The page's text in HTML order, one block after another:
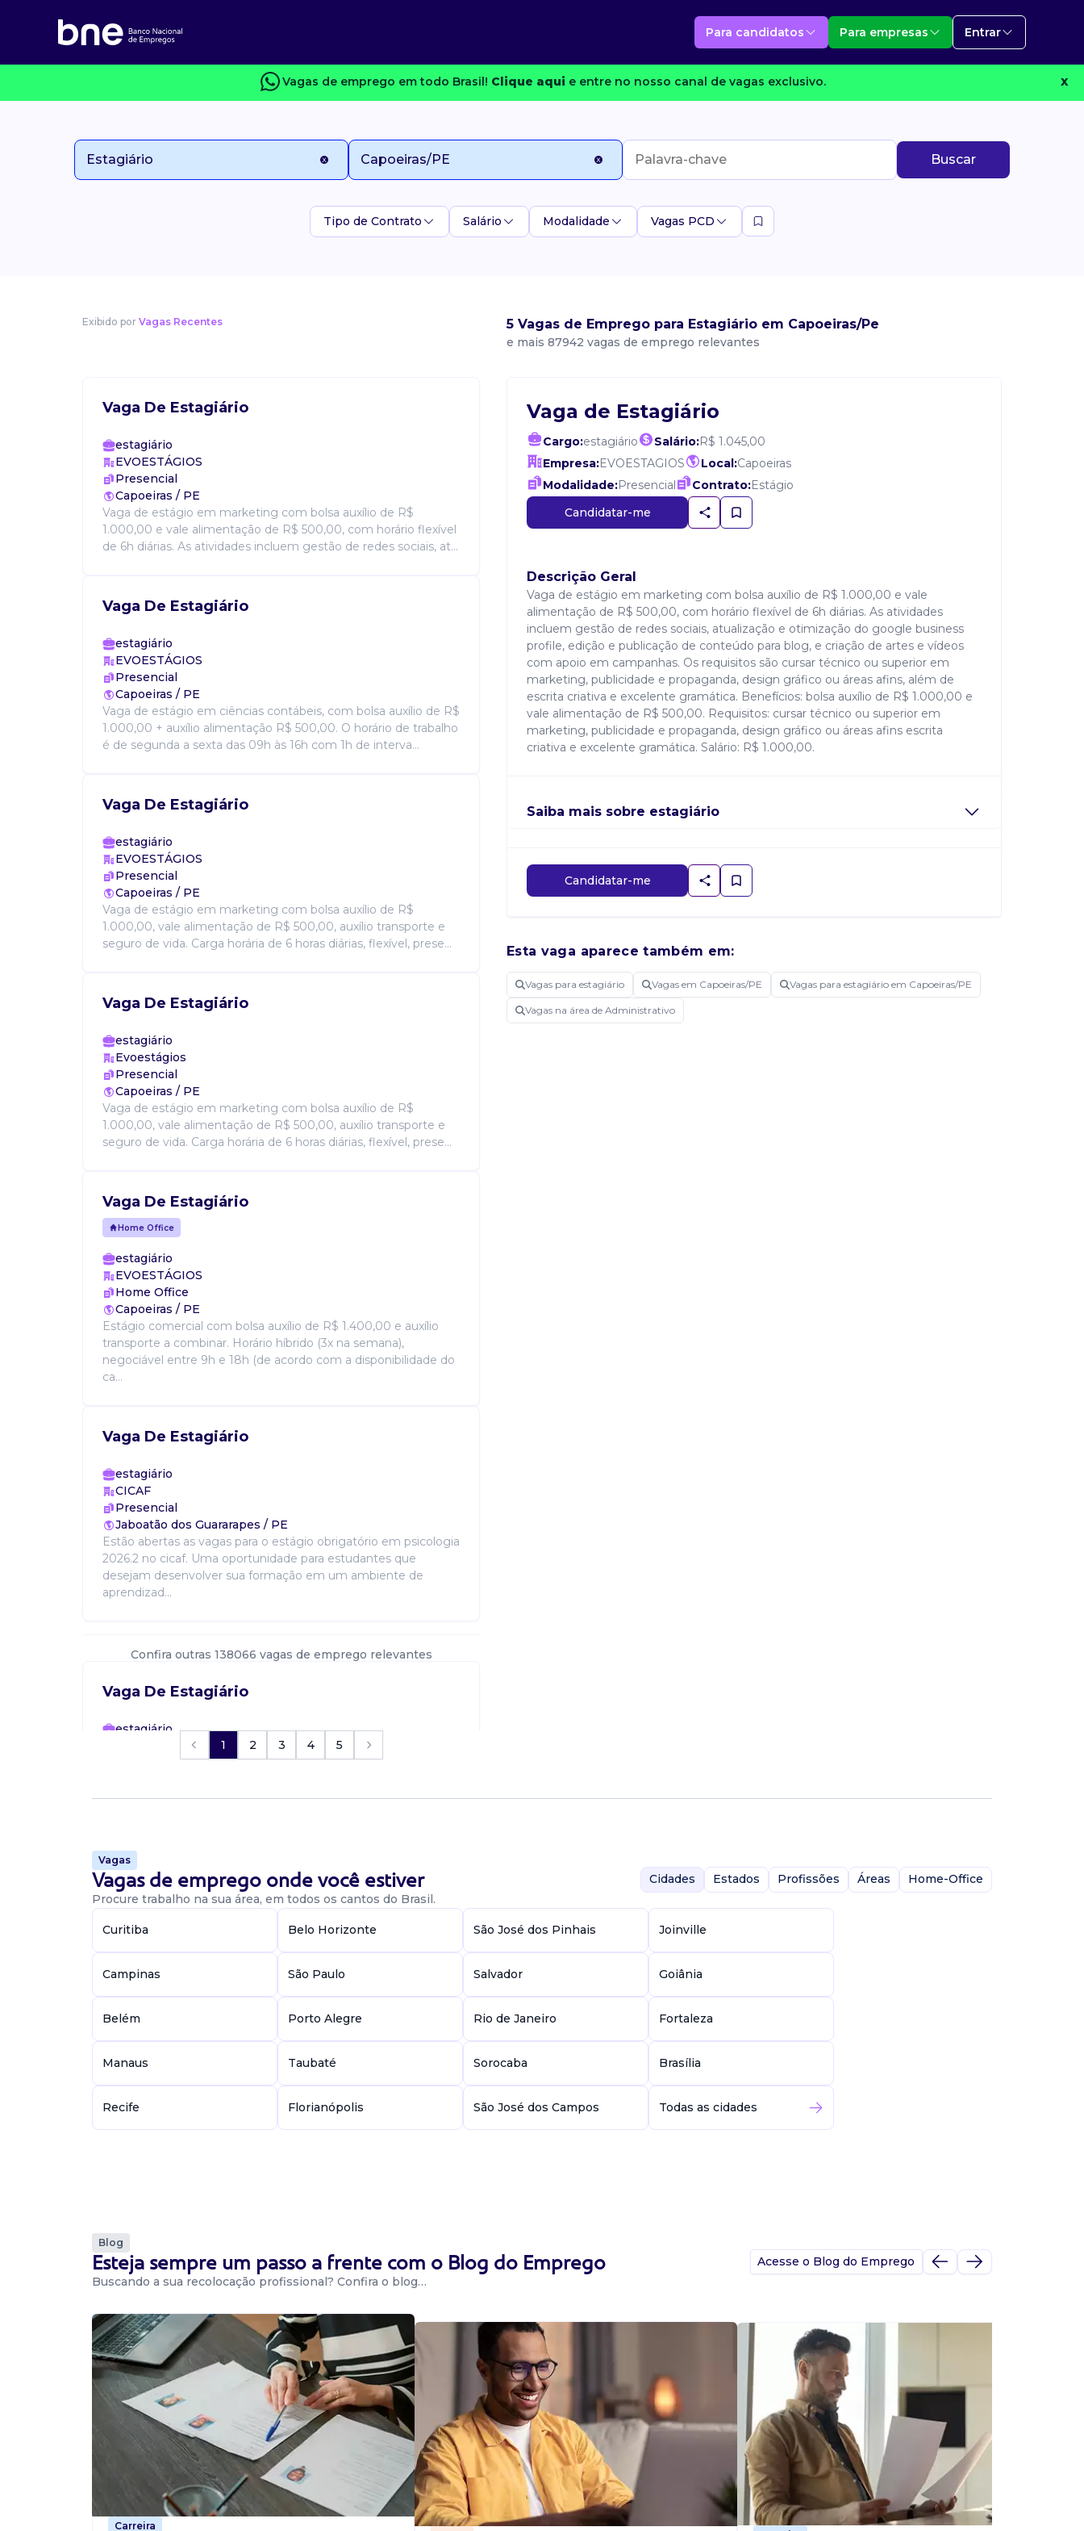
Para candidatos Para empresas Entrar
Vagas de emprego em todo Brasil! Clique aqui e entre no nosso canal de vagas exclusivo. X
Buscar
Tipo de Contrato Salário Modalidade Vagas PCD
Exibido por Vagas Recentes 5 Vagas de Emprego para Estagiário em Capoeiras/Pe
e mais 87942 vagas de emprego relevantes
Vaga De Estagiário
estagiário
EVOESTÁGIOS
Presencial
Capoeiras / PE
Vaga de estágio em marketing com bolsa auxílio de R$
1.000,00 e vale alimentação de R$ 500,00, com horário flexível
de 6h diárias. As atividades incluem gestão de redes sociais, at...
Vaga De Estagiário
estagiário
EVOESTÁGIOS
Presencial
Capoeiras / PE
Vaga de estágio em ciências contábeis, com bolsa auxílio de R$
1.000,00 + auxílio alimentação R$ 500,00. O horário de trabalho
é de segunda a sexta das 09h às 16h com 1h de interva...
Vaga De Estagiário
estagiário
EVOESTÁGIOS
Presencial
Capoeiras / PE
Vaga de estágio em marketing com bolsa auxílio de R$
1.000,00, vale alimentação de R$ 500,00, auxílio transporte e
seguro de vida. Carga horária de 6 horas diárias, flexível, prese...
Vaga De Estagiário
estagiário
Evoestágios
Presencial
Capoeiras / PE
Vaga de estágio em marketing com bolsa auxílio de R$
1.000,00, vale alimentação de R$ 500,00, auxílio transporte e
seguro de vida. Carga horária de 6 horas diárias, flexível, prese...
Vaga De Estagiário
Home Office
estagiário
EVOESTÁGIOS
Home Office
Capoeiras / PE
Estágio comercial com bolsa auxílio de R$ 1.400,00 e auxílio
transporte a combinar. Horário híbrido (3x na semana),
negociável entre 9h e 18h (de acordo com a disponibilidade do
ca...
Vaga De Estagiário
estagiário
CICAF
Presencial
Jaboatão dos Guararapes / PE
Estão abertas as vagas para o estágio obrigatório em psicologia
2026.2 no cicaf. Uma oportunidade para estudantes que
desejam desenvolver sua formação em um ambiente de
aprendizad...
Confira outras 138066 vagas de emprego relevantes
Vaga De Estagiário
estagiário
Vaga de estágio em nutrição. Requisitos: A partir do 4 período.
Vaga De Estagiário
estagiário
Recife / PE
Escritório de advocacia contrata vaga de estágio em direito -
Área cível. Requisitos: Cursando direito do 4 ao 6 período
Prática na redação de peças Diferencial conhecer processo c...
Vaga De Estagiário
estagiário
Vaga De Estagiário
estagiário
Confidencial
Presencial
Recife / PE
Estágio em contabilidade Comece sua carreira na
contabilidade! Essa chance é pra você! Sobre a vaga: Área
contábil e fiscal Requisitos: Ciências contábeis (a partir do 4
período) E...
Vaga De Estagiário
1 2 3 4 5
Vaga de Estagiário
Cargo:estagiário Salário:R$ 1.045,00
Empresa:EVOESTAGIOS Local:Capoeiras
Modalidade:Presencial Contrato:Estágio
Candidatar-me
Descrição Geral
Vaga de estágio em marketing com bolsa auxílio de R$ 1.000,00 e vale
alimentação de R$ 500,00, com horário flexível de 6h diárias. As atividades
incluem gestão de redes sociais, atualização e otimização do google business
profile, edição e publicação de conteúdo para blog, e criação de artes e vídeos
com apoio em campanhas. Os requisitos são cursar técnico ou superior em
marketing, publicidade e propaganda, design gráfico ou áreas afins, além de
escrita criativa e excelente gramática. Benefícios: bolsa auxílio de R$ 1.000,00 e
vale alimentação de R$ 500,00. Requisitos: cursar técnico ou superior em
marketing, publicidade e propaganda, design gráfico ou áreas afins escrita
criativa e excelente gramática. Salário: R$ 1.000,00.
Saiba mais sobre estagiário
Candidatar-me
Esta vaga aparece também em:
Vagas para estagiário Vagas em Capoeiras/PE Vagas para estagiário em Capoeiras/PE
Vagas na área de Administrativo
Vagas
Vagas de emprego onde você estiver
Procure trabalho na sua área, em todos os cantos do Brasil.
Cidades Estados Profissões Áreas Home-Office
Curitiba Belo Horizonte São José dos Pinhais Joinville
Campinas São Paulo Salvador Goiânia
Belém Porto Alegre Rio de Janeiro Fortaleza
Manaus Taubaté Sorocaba Brasília
Recife Florianópolis São José dos Campos Todas as cidades
Blog
Esteja sempre um passo a frente com o Blog do Emprego
Buscando a sua recolocação profissional? Confira o blog…
Acesse o Blog do Emprego
Carreira